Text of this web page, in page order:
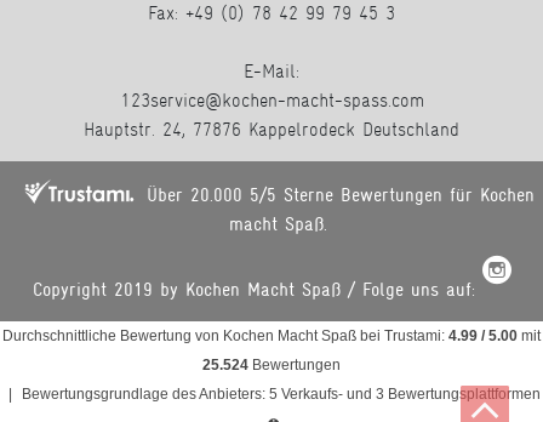
Fax: +49 (0) 78 42 99 79 45 3
E-Mail:
123service@kochen-macht-spass.com
Hauptstr. 24, 77876 Kappelrodeck Deutschland
Über 20.000 5/5 Sterne Bewertungen für Kochen
macht Spaß.
Copyright 2019 by Kochen Macht Spaß / Folge uns auf:
Durchschnittliche Bewertung von Kochen Macht Spaß bei Trustami: 4.99 / 5.00 mit
25.524 Bewertungen
Bewertungsgrundlage des Anbieters: 5 Verkaufs- und 3 Bewertungsplattformen